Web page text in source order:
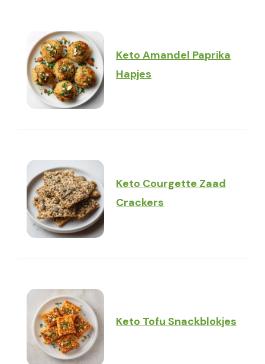
Keto Amandel Paprika
Hapjes
Keto Courgette Zaad
Crackers
Keto Tofu Snackblokjes